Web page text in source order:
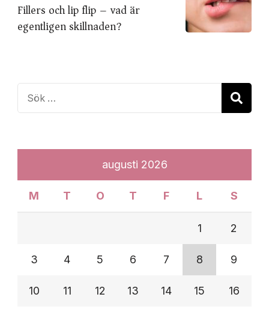
Fillers och lip flip – vad är
egentligen skillnaden?
Sök
efter:
augusti 2026
M T O T F L S
1 2
3 4 5 6 7 8 9
10 11 12 13 14 15 16